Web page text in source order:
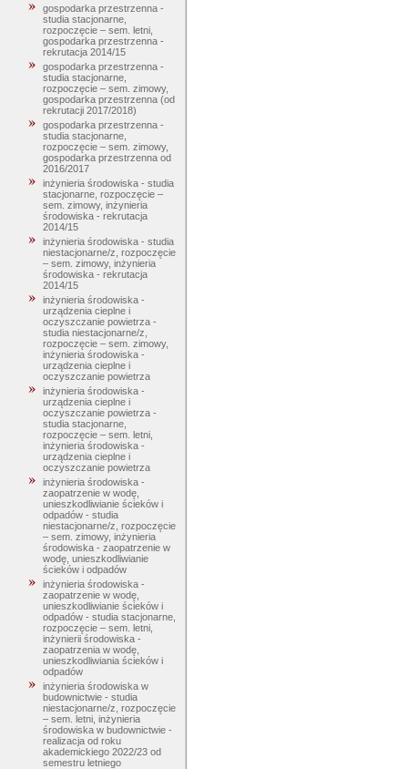
gospodarka przestrzenna -
studia stacjonarne,
rozpoczęcie – sem. letni,
gospodarka przestrzenna -
rekrutacja 2014/15
gospodarka przestrzenna -
studia stacjonarne,
rozpoczęcie – sem. zimowy,
gospodarka przestrzenna (od
rekrutacji 2017/2018)
gospodarka przestrzenna -
studia stacjonarne,
rozpoczęcie – sem. zimowy,
gospodarka przestrzenna od
2016/2017
inżynieria środowiska - studia
stacjonarne, rozpoczęcie –
sem. zimowy, inżynieria
środowiska - rekrutacja
2014/15
inżynieria środowiska - studia
niestacjonarne/z, rozpoczęcie
– sem. zimowy, inżynieria
środowiska - rekrutacja
2014/15
inżynieria środowiska -
urządzenia cieplne i
oczyszczanie powietrza -
studia niestacjonarne/z,
rozpoczęcie – sem. zimowy,
inżynieria środowiska -
urządzenia cieplne i
oczyszczanie powietrza
inżynieria środowiska -
urządzenia cieplne i
oczyszczanie powietrza -
studia stacjonarne,
rozpoczęcie – sem. letni,
inżynieria środowiska -
urządzenia cieplne i
oczyszczanie powietrza
inżynieria środowiska -
zaopatrzenie w wodę,
unieszkodliwianie ścieków i
odpadów - studia
niestacjonarne/z, rozpoczęcie
– sem. zimowy, inżynieria
środowiska - zaopatrzenie w
wodę, unieszkodliwianie
ścieków i odpadów
inżynieria środowiska -
zaopatrzenie w wodę,
unieszkodliwianie ścieków i
odpadów - studia stacjonarne,
rozpoczęcie – sem. letni,
inżynierii środowiska -
zaopatrzenia w wodę,
unieszkodliwiania ścieków i
odpadów
inżynieria środowiska w
budownictwie - studia
niestacjonarne/z, rozpoczęcie
– sem. letni, inżynieria
środowiska w budownictwie -
realizacja od roku
akademickiego 2022/23 od
semestru letniego